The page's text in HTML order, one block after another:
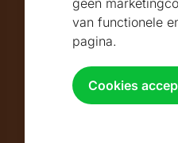
Uitstekend
beoordeeld
Volg onsvan functionele
pagina.
Cookies